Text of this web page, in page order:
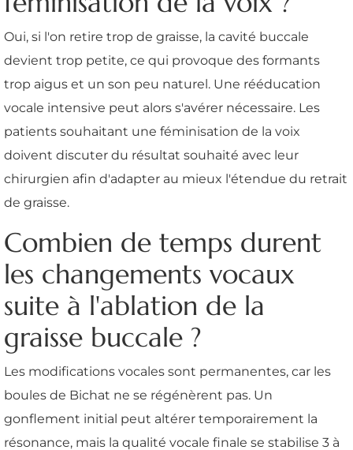
Oui, si l'on retire trop de graisse, la cavité buccale
devient trop petite, ce qui provoque des formants
trop aigus et un son peu naturel. Une rééducation
vocale intensive peut alors s'avérer nécessaire. Les
patients souhaitant une féminisation de la voix
doivent discuter du résultat souhaité avec leur
chirurgien afin d'adapter au mieux l'étendue du retrait
de graisse.
Combien de temps durent
les changements vocaux
suite à l'ablation de la
graisse buccale ?
Les modifications vocales sont permanentes, car les
boules de Bichat ne se régénèrent pas. Un
gonflement initial peut altérer temporairement la
résonance, mais la qualité vocale finale se stabilise 3 à